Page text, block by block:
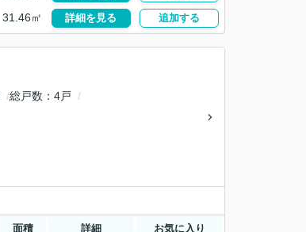
31.46㎡ 詳細を見る 追加する
総戸数
4戸
面積 詳細 お気に入り